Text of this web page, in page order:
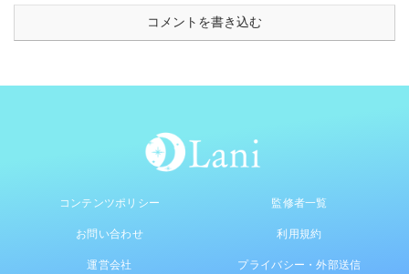
コメントを書き込む
コンテンツポリシー 監修者一覧
お問い合わせ 利用規約
運営会社 プライバシー・外部送信